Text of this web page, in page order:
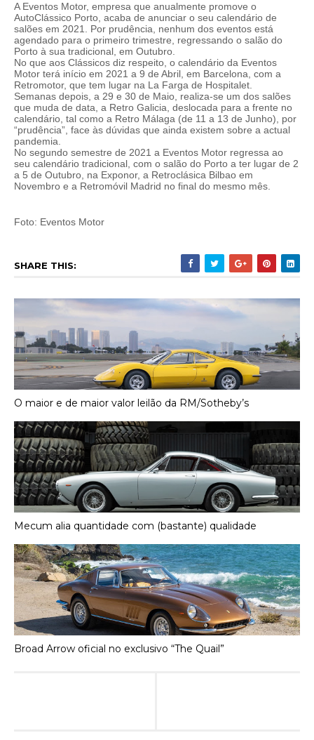
A Eventos Motor, empresa que anualmente promove o
AutoClássico Porto, acaba de anunciar o seu calendário de
salões em 2021. Por prudência, nenhum dos eventos está
agendado para o primeiro trimestre, regressando o salão do
Porto à sua tradicional, em Outubro.
No que aos Clássicos diz respeito, o calendário da Eventos
Motor terá início em 2021 a 9 de Abril, em Barcelona, com a
Retromotor, que tem lugar na La Farga de Hospitalet.
Semanas depois, a 29 e 30 de Maio, realiza-se um dos salões
que muda de data, a Retro Galicia, deslocada para a frente no
calendário, tal como a Retro Málaga (de 11 a 13 de Junho), por
“prudência”, face às dúvidas que ainda existem sobre a actual
pandemia.
No segundo semestre de 2021 a Eventos Motor regressa ao
seu calendário tradicional, com o salão do Porto a ter lugar de 2
a 5 de Outubro, na Exponor, a Retroclásica Bilbao em
Novembro e a Retromóvil Madrid no final do mesmo mês.
Foto: Eventos Motor
SHARE THIS:
O maior e de maior valor leilão da RM/Sotheby’s
Mecum alia quantidade com (bastante) qualidade
Broad Arrow oficial no exclusivo “The Quail”